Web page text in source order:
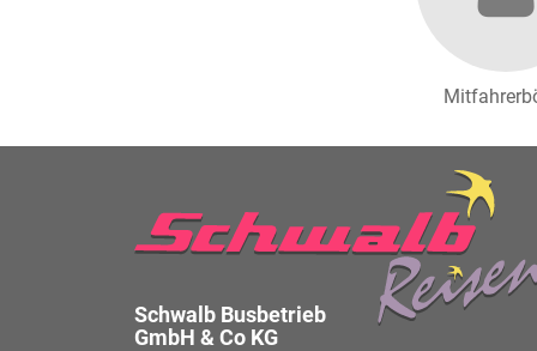
Schwalb Busbetrieb
GmbH & Co KG